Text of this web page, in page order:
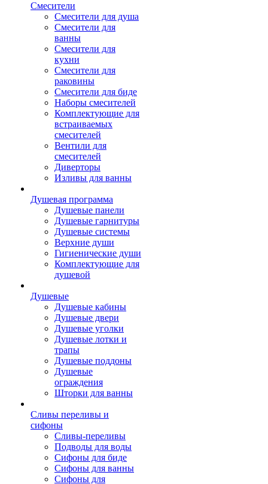
Смесители
Смесители для душа
Смесители для
ванны
Смесители для
кухни
Смесители для
раковины
Смесители для биде
Наборы смесителей
Комплектующие для
встраиваемых
смесителей
Вентили для
смесителей
Диверторы
Изливы для ванны
Душевая программа
Душевые панели
Душевые гарнитуры
Душевые системы
Верхние души
Гигиенические души
Комплектующие для
душевой
Душевые
Душевые кабины
Душевые двери
Душевые уголки
Душевые лотки и
трапы
Душевые поддоны
Душевые
ограждения
Шторки для ванны
Сливы переливы и
сифоны
Сливы-переливы
Подводы для воды
Сифоны для биде
Сифоны для ванны
Сифоны для